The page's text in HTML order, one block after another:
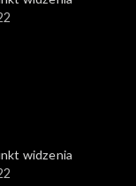
widzenia